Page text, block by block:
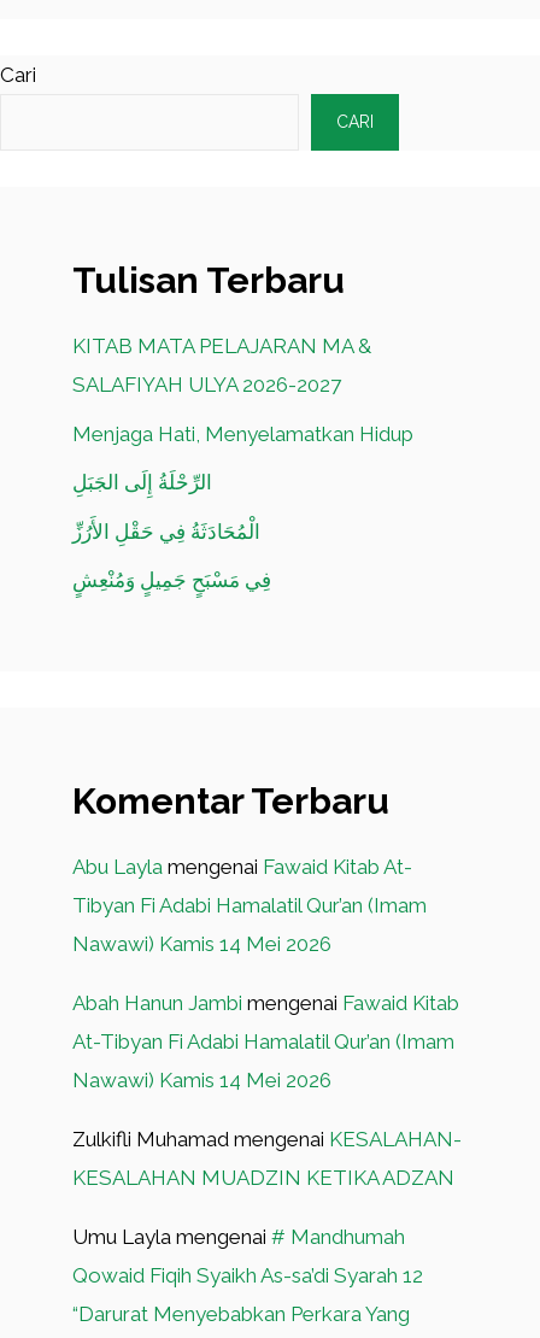
Cari
CARI
Tulisan Terbaru
KITAB MATA PELAJARAN MA &
SALAFIYAH ULYA 2026-2027
Menjaga Hati, Menyelamatkan Hidup
الرِّحْلَةُ إِلَى الجَبَلِ
الْمُحَادَثَةُ فِي حَقْلِ الأَرُزِّ
فِي مَسْبَحٍ جَمِيلٍ وَمُنْعِشٍ
Komentar Terbaru
Abu Layla mengenai Fawaid Kitab At-
Tibyan Fi Adabi Hamalatil Qur’an (Imam
Nawawi) Kamis 14 Mei 2026
Abah Hanun Jambi mengenai Fawaid Kitab
At-Tibyan Fi Adabi Hamalatil Qur’an (Imam
Nawawi) Kamis 14 Mei 2026
Zulkifli Muhamad mengenai KESALAHAN-
KESALAHAN MUADZIN KETIKA ADZAN
Umu Layla mengenai # Mandhumah
Qowaid Fiqih Syaikh As-sa’di Syarah 12
“Darurat Menyebabkan Perkara Yang